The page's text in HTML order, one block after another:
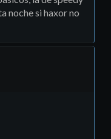
noche si haxor no